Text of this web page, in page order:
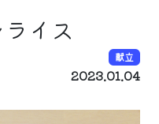
イス
献立
2023.01.04